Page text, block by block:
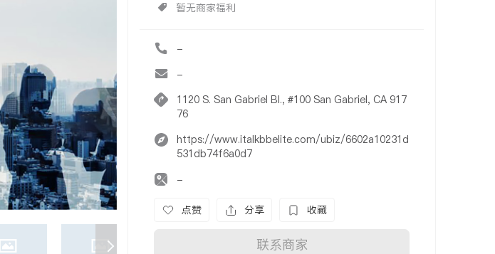
暂无商家福利
-
-
1120 S. San Gabriel Bl., #100 San Gabriel, CA 917
76
https://www.italkbbelite.com/ubiz/6602a10231d
531db74f6a0d7
-
点赞 分享 收藏
联系商家